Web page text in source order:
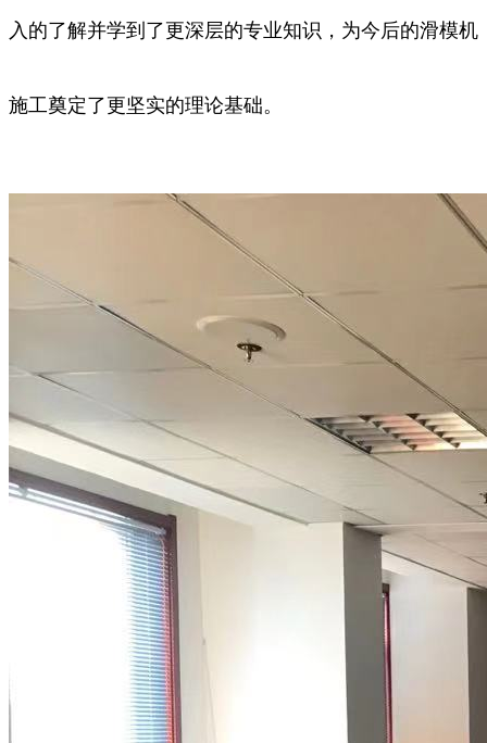
入的了解并学到了更深层的专业知识，为今后的滑模机
施工奠定了更坚实的理论基础。